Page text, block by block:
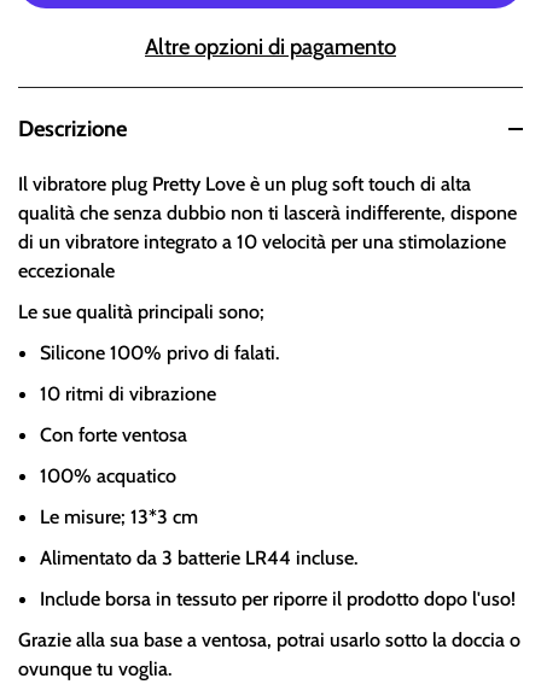
Altre opzioni di pagamento
Descrizione
Il vibratore plug Pretty Love è un plug soft touch di alta
qualità che senza dubbio non ti lascerà indifferente, dispone
di un vibratore integrato a 10 velocità per una stimolazione
eccezionale
Le sue qualità principali sono;
Silicone 100% privo di falati.
10 ritmi di vibrazione
Con forte ventosa
100% acquatico
Le misure; 13*3 cm
Alimentato da 3 batterie LR44 incluse.
Include borsa in tessuto per riporre il prodotto dopo l'uso!
Grazie alla sua base a ventosa, potrai usarlo sotto la doccia o
ovunque tu voglia.